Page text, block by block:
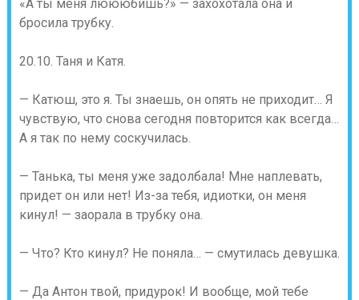
«А ты меня люююбишь?» — захохотала она и
бросила трубку.
20.10. Таня и Катя.
— Катюш, это я. Ты знаешь, он опять не приходит… Я
чувствую, что снова сегодня повторится как всегда…
А я так по нему соскучилась.
— Танька, ты меня уже задолбала! Мне наплевать,
придет он или нет! Из-за тебя, идиотки, он меня
кинул! — заорала в трубку она.
— Что? Кто кинул? Не поняла… — смутилась девушка.
— Да Антон твой, придурок! И вообще, мой тебе